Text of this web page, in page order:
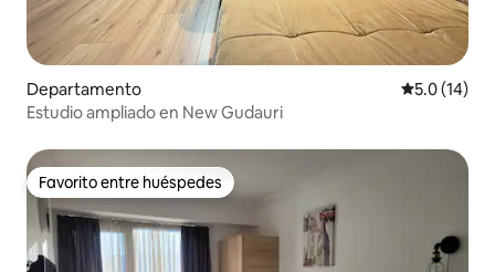
Departamento Calificación
5.0 (14)
Estudio ampliado en New Gudauri
Favorito entre huéspedes
Favorito entre huéspedes